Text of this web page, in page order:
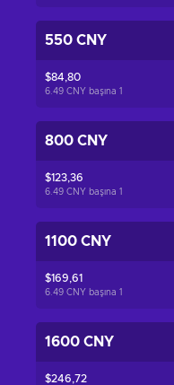
550 CNY
$84,80
6.49 CNY başına 1
800 CNY
$123,36
6.49 CNY başına 1
1100 CNY
$169,61
6.49 CNY başına 1
1600 CNY
$246,72